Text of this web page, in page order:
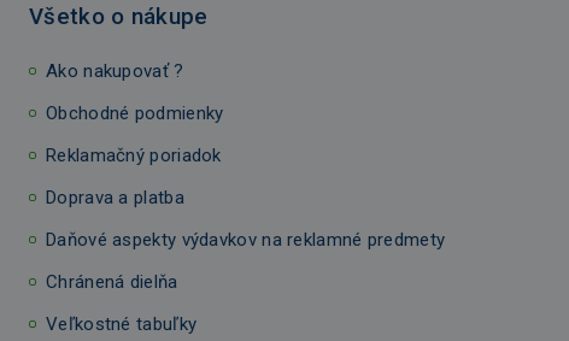
Všetko o nákupe
Ako nakupovať ?
Obchodné podmienky
Reklamačný poriadok
Doprava a platba
Daňové aspekty výdavkov na reklamné predmety
Chránená dielňa
Veľkostné tabuľky